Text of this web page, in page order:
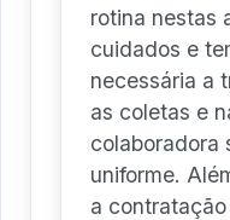
rotina nestas
cuidados e
necessária a
as coletas e
colaboradora
uniforme.
a